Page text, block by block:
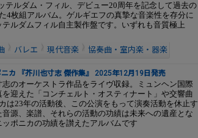
テルダム・フィル、デビュー20周年を記念して過去の
4枚組アルバム。ゲルギエフの真摯な音楽性を存分に
ルダムフィル自主製作盤です。いずれも音質極上
バレエ 現代音楽 協奏曲・室内楽・器楽
カ 『芥川也寸志 傑作集』 2025年12月19日発売
のオーケストラ作品をライヴ収録。ミュンヘン国際
迎えた「コンチェルト・オスティナート」や交響曲
は23年の活動後、この公演をもって演奏活動を休止す
源、楽譜、それらの活動の功績は未来への遺産とな
ポニカの功績を讃えたアルバムです